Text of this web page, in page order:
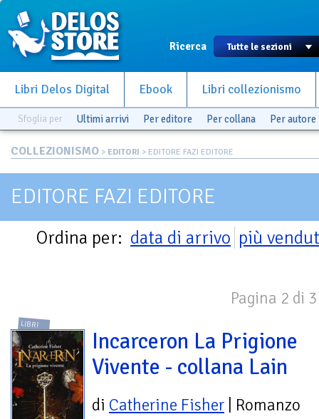
Ricerca
Libri Delos Digital Ebook Libri collezionismo
Sfoglia per Ultimi arrivi Per editore Per collana Per autore
COLLEZIONISMO > EDITORI > EDITORE FAZI EDITORE
EDITORE FAZI EDITORE
Ordina per: data di arrivo più
Pagina 2 di 3
LIBRI
Incarceron La Prigione
Vivente - collana Lain
di Catherine Fisher | Romanzo